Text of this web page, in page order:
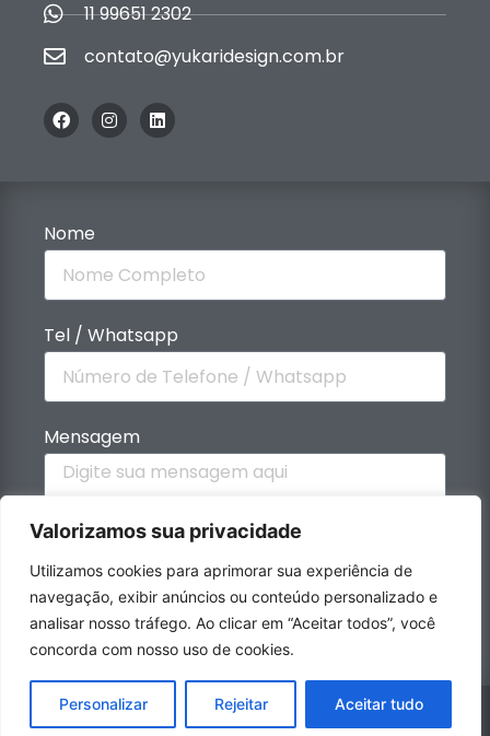
Valorizamos sua privacidade
Utilizamos cookies para aprimorar sua experiência de
navegação, exibir anúncios ou conteúdo personalizado e
analisar nosso tráfego. Ao clicar em “Aceitar todos”, você
concorda com nosso uso de cookies.
Personalizar Rejeitar Aceitar tudo
11 99651 2302
contato@yukaridesign.com.br
Nome
Tel / Whatsapp
Mensagem
ENVIAR
Política de Privacidade Yukari Design 2023
| Todos os Direitos
Reservados